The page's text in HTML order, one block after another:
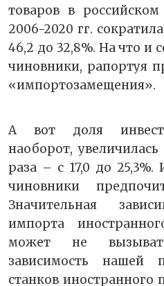
товаров в
2006-2020 гг.
46,2 до 32,8%. На что и
чиновники, рапортуя
«импортозамещения».
А вот доля
наоборот,
раза – с 17,0 до
чиновники
Значительная
импорта
может не
зависимость нашей
станков иностранного